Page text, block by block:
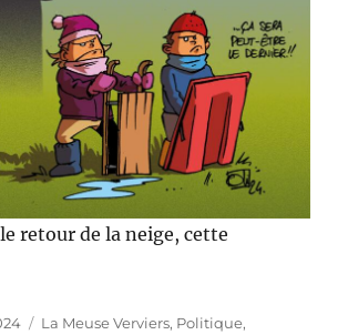
retour de la neige, cette
Catégories
La Meuse Verviers, Politique,